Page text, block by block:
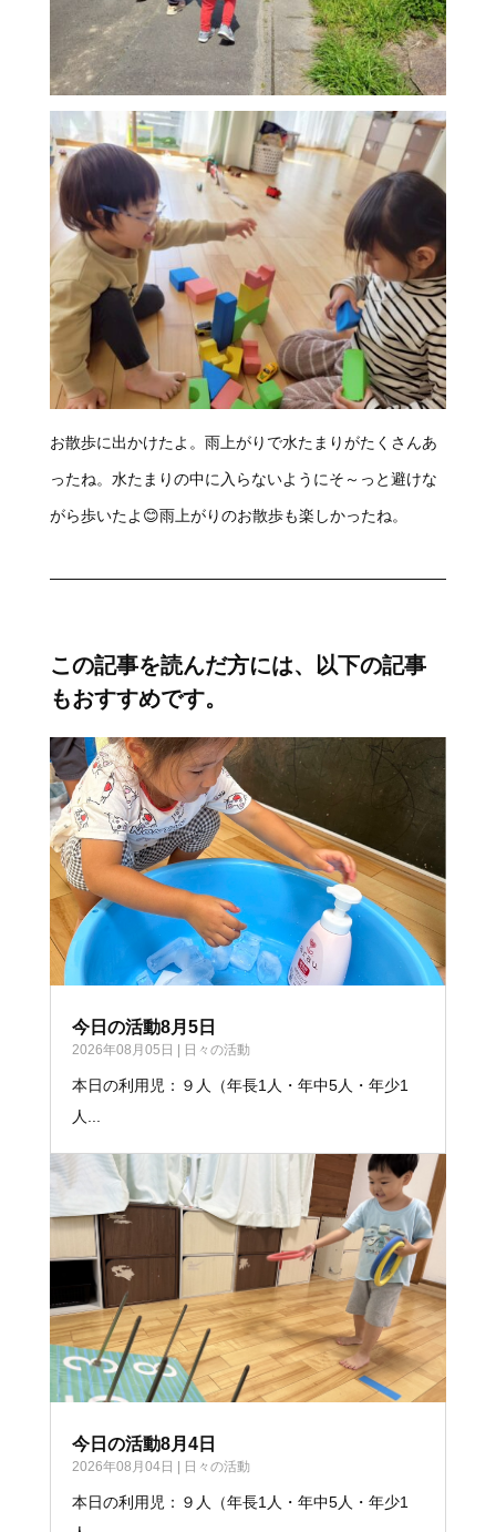
お散歩に出かけたよ。雨上がりで水たまりがたくさんあ
ったね。水たまりの中に入らないようにそ～っと避けな
がら歩いたよ😊雨上がりのお散歩も楽しかったね。
この記事を読んだ方には、以下の記事
もおすすめです。
今日の活動8月5日
2026年08月05日 日々の活動
本日の利用児：９人（年長1人・年中5人・年少1
人...
今日の活動8月4日
2026年08月04日 日々の活動
本日の利用児：９人（年長1人・年中5人・年少1